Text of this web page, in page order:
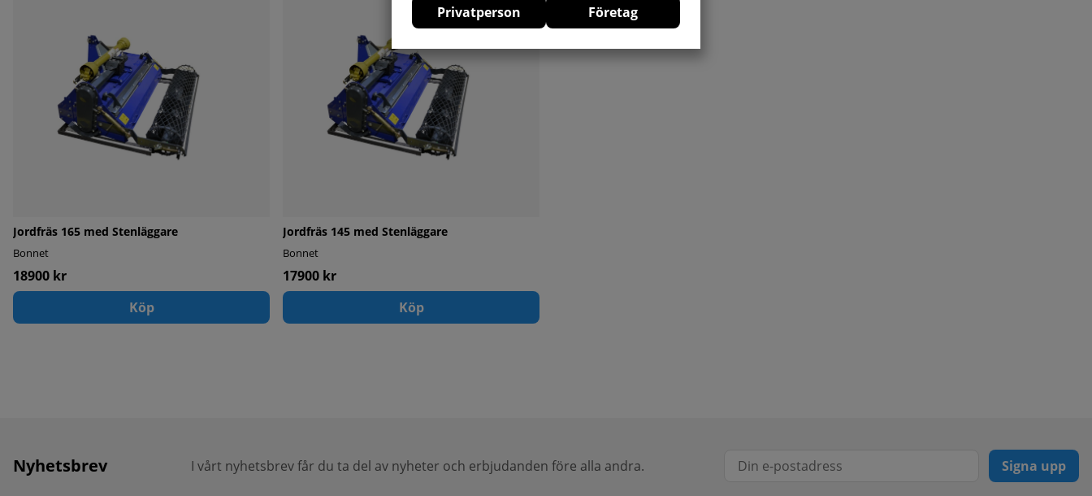
Privatperson Företag
Jordfräs 165 med Stenläggare
Bonnet
18900 kr
Köp
Jordfräs 145 med Stenläggare
Bonnet
17900 kr
Köp
Nyhetsbrev I vårt nyhetsbrev får du ta del av nyheter och erbjudanden före alla andra. Signa upp